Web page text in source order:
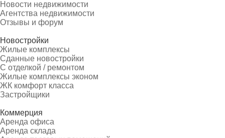
Новости недвижимости
Агентства недвижимости
Отзывы и форум
Новостройки
Жилые комплексы
Сданные новостройки
С отделкой / ремонтом
Жилые комплексы эконом
ЖК комфорт класса
Застройщики
Коммерция
Аренда офиса
Аренда склада